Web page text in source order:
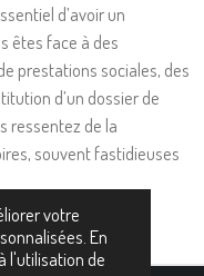
votre
En
l'utilisation de
d’avoir un
êtes face à des
prestations sociales, des
d’un dossier de
ressentez de la
souvent fastidieuses